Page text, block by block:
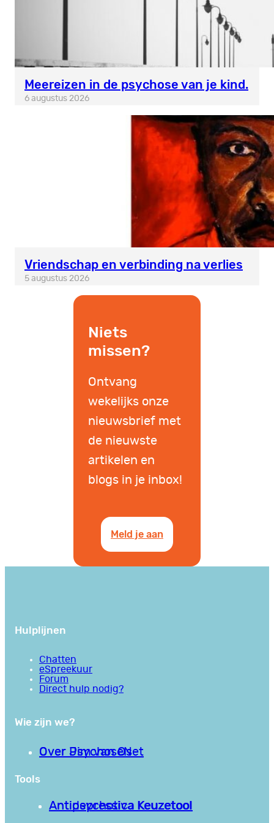
Meereizen in de psychose van je kind.
6 augustus 2026
Vriendschap en verbinding na verlies
5 augustus 2026
Niets
missen?
Ontvang
wekelijks onze
nieuwsbrief met
de nieuwste
artikelen en
blogs in je inbox!
Meld je aan
Hulplijnen
Chatten
eSpreekuur
Forum
Direct hulp nodig?
Wie zijn we?
Over PsychoseNet
Over Jim van Os
Tools
Antipsychotica Keuzetool
Antidepressiva Keuzetool